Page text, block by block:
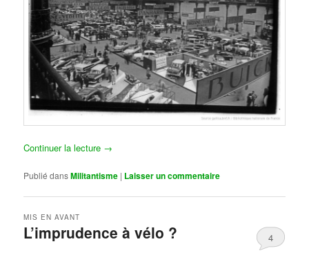
Continuer la lecture →
Publié dansMilitantisme | Laisser un commentaire
L’imprudence à vélo ?
MIS EN AVANT
4